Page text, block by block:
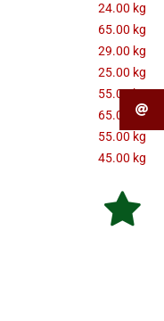
24.00 kg
65.00 kg
29.00 kg
25.00 kg
55.00 kg
65.00 kg
55.00 kg
45.00 kg